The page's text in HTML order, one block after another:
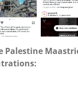
Palestine